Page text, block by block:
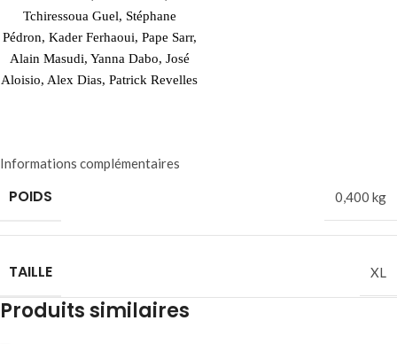
Tchiressoua Guel, Stéphane
Pédron, Kader Ferhaoui, Pape Sarr,
Alain Masudi, Yanna Dabo, José
Aloisio, Alex Dias, Patrick Revelles
Informations complémentaires
POIDS 0,400 kg
TAILLE XL
Produits similaires